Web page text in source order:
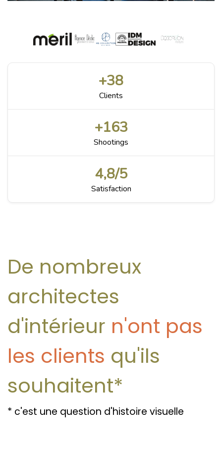
+38
Clients
+163
Shootings
4,8/5
Satisfaction
De nombreux
architectes
d'intérieur n'ont pas
les clients qu'ils
souhaitent*
* c'est une question d'histoire visuelle